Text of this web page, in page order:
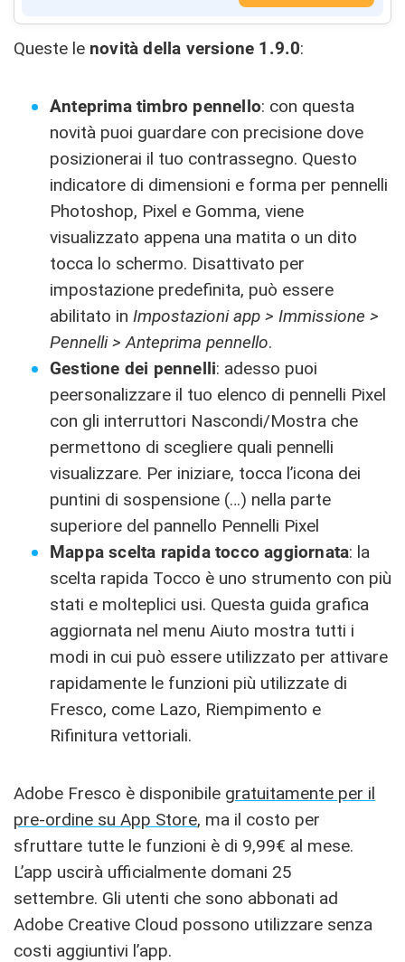
Queste le novità della versione 1.9.0:
Anteprima timbro pennello: con questa
novità puoi guardare con precisione dove
posizionerai il tuo contrassegno. Questo
indicatore di dimensioni e forma per pennelli
Photoshop, Pixel e Gomma, viene
visualizzato appena una matita o un dito
tocca lo schermo. Disattivato per
impostazione predefinita, può essere
abilitato in Impostazioni app > Immissione >
Pennelli > Anteprima pennello.
Gestione dei pennelli: adesso puoi
peersonalizzare il tuo elenco di pennelli Pixel
con gli interruttori Nascondi/Mostra che
permettono di scegliere quali pennelli
visualizzare. Per iniziare, tocca l’icona dei
puntini di sospensione (…) nella parte
superiore del pannello Pennelli Pixel
Mappa scelta rapida tocco aggiornata: la
scelta rapida Tocco è uno strumento con più
stati e molteplici usi. Questa guida grafica
aggiornata nel menu Aiuto mostra tutti i
modi in cui può essere utilizzato per attivare
rapidamente le funzioni più utilizzate di
Fresco, come Lazo, Riempimento e
Rifinitura vettoriali.
Adobe Fresco è disponibile gratuitamente per il
pre-ordine su App Store, ma il costo per
sfruttare tutte le funzioni è di 9,99€ al mese.
L’app uscirà ufficialmente domani 25
settembre. Gli utenti che sono abbonati ad
Adobe Creative Cloud possono utilizzare senza
costi aggiuntivi l’app.